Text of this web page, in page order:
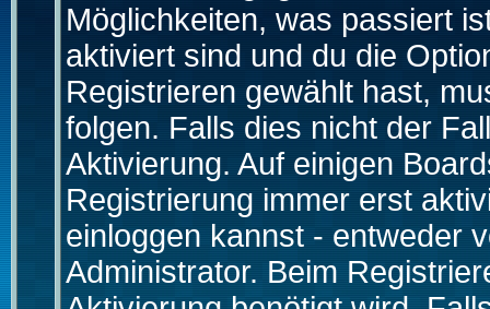
Möglichkeiten, was passiert
aktiviert sind und du die
Registrieren gewählt hast,
folgen. Falls dies nicht der
Aktivierung. Auf einigen
Registrierung immer erst
einloggen kannst - entweder
Administrator. Beim